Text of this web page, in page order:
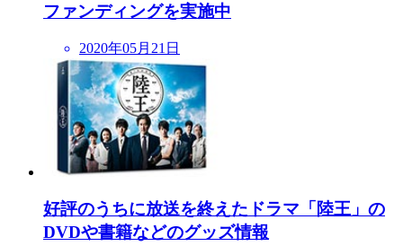
ファンディングを実施中
2020年05月21日
好評のうちに放送を終えたドラマ「陸王」の
DVDや書籍などのグッズ情報